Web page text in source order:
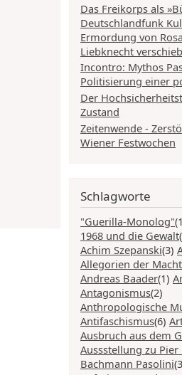
Das Freikorps als
Deutschlandfunk
Ermordung von
Liebknecht
Incontro: Mythos
Politisierung einer
Der
Zustand
Zeitenwende -
Wiener Festwochen
Schlagworte
"Guerilla-Monolog"
1968 und die Gewalt
Achim Szepanski(3)
Allegorien der Macht
Andreas Baader(1)
Antagonismus(2)
Anthropologische
Antifaschismus(6)
Ausbruch aus dem
Aussstellung zu
Bachmann Pasolini